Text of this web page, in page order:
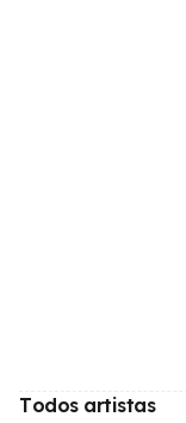
Todos artistas